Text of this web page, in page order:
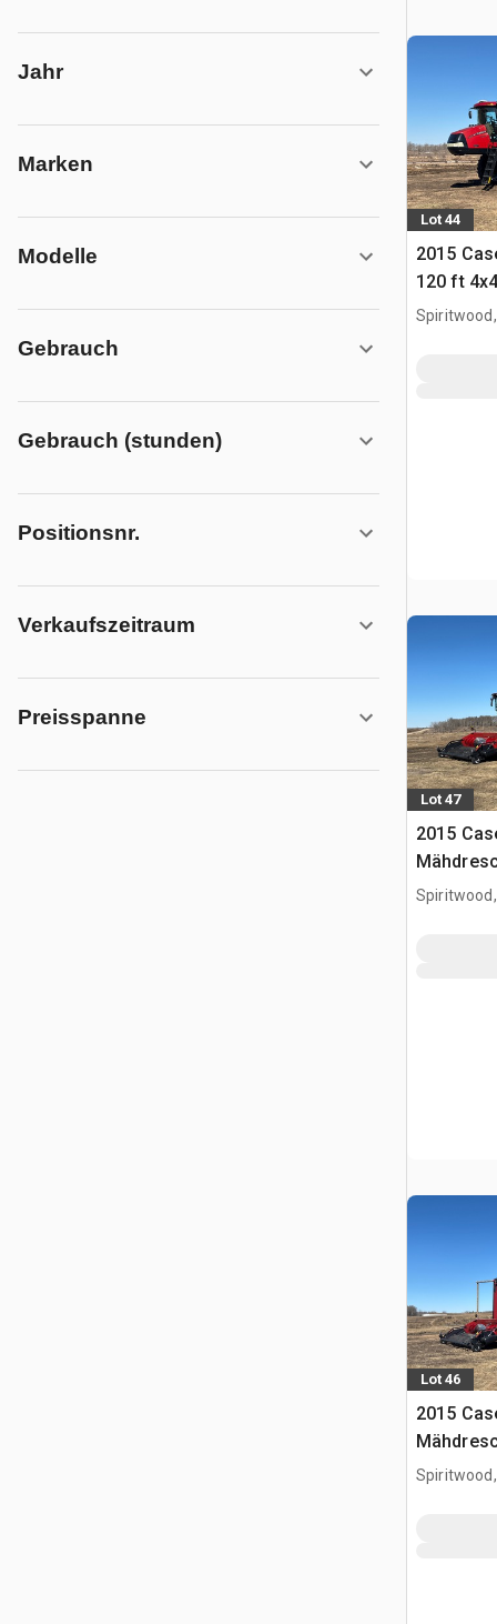
Jahr
Marken
Modelle
Gebrauch
Gebrauch (stunden)
Positionsnr.
Verkaufszeitraum
Preisspanne
Lot 44
2015
120 ft
Spiritwood,
Lot 47
2015
Spiritwood,
Lot 46
2015
Spiritwood,